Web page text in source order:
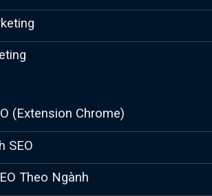
(Extension Chrome)
SEO
Theo Ngành